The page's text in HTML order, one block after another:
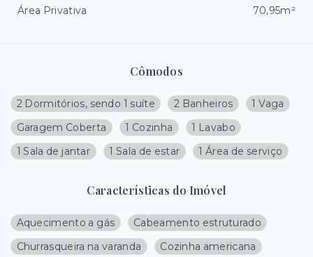
Cômodos
2 Dormitórios, sendo 1 suíte 2 Banheiros
1 Vaga
Garagem Coberta
1 Cozinha
1 Lavabo
1 Sala de jantar
1 Sala de estar 1 Área de serviço
Características do Imóvel
Aquecimento a gás
Cabeamento estruturado
Churrasqueira na varanda
Cozinha americana
Área Privativa
70,95m²